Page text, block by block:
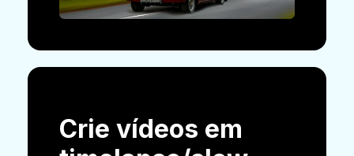
Crie vídeos em